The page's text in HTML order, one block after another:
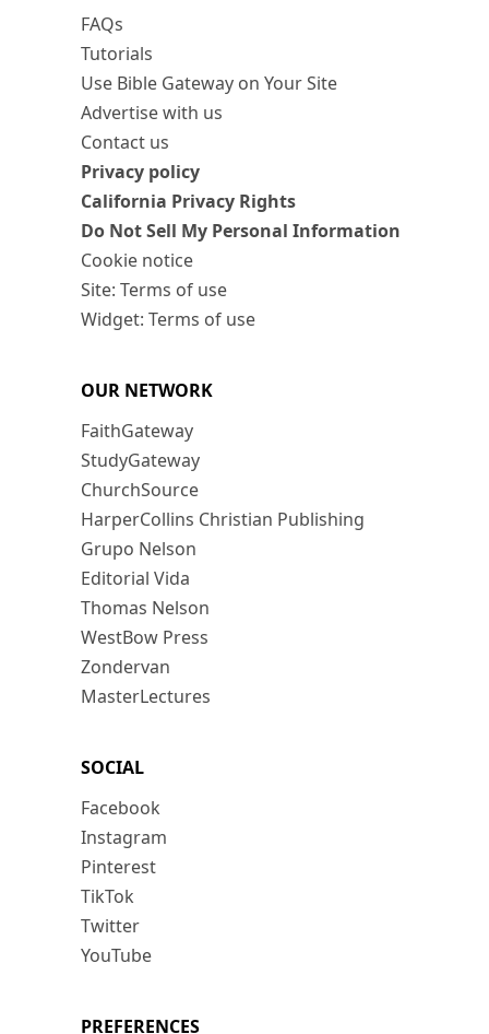
FAQs
Tutorials
Use Bible Gateway on Your Site
Advertise with us
Contact us
Privacy policy
California Privacy Rights
Do Not Sell My Personal Information
Cookie notice
Site: Terms of use
Widget: Terms of use
OUR NETWORK
FaithGateway
StudyGateway
ChurchSource
HarperCollins Christian Publishing
Grupo Nelson
Editorial Vida
Thomas Nelson
WestBow Press
Zondervan
MasterLectures
SOCIAL
Facebook
Instagram
Pinterest
TikTok
Twitter
YouTube
PREFERENCES